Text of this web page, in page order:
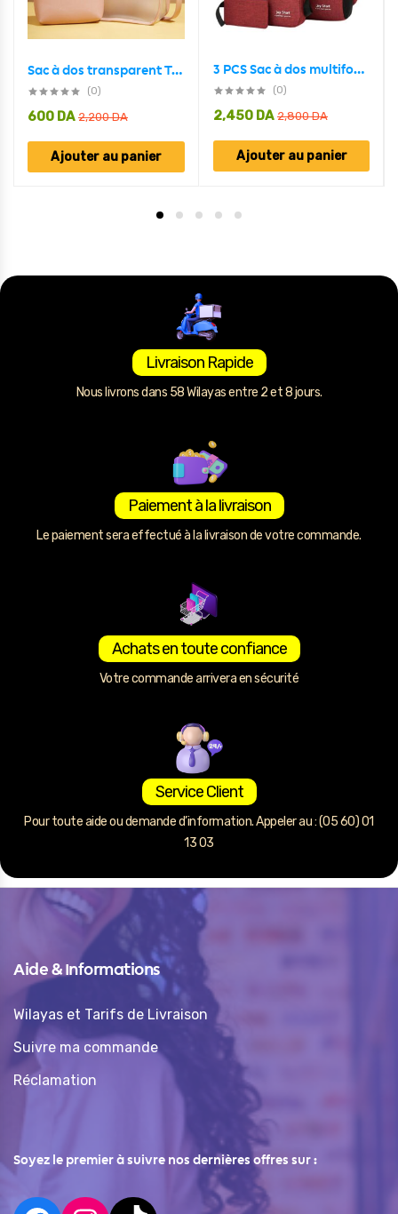
Sac à dos transparent Top avec pochette intérieure 2en1 tendence
(0)
2,200DA
600 DA
Ajouter au panier
3 PCS Sac à dos multifonctionnel Avec Sortie USB ET Sortie kit-man
(0)
2,800DA
2,450 DA
Ajouter au panier
Livraison Rapide
Nous livrons dans 58 Wilayas entre 2 et 8 jours.
Paiement à la livraison
Le paiement sera effectué à la livraison de votre commande.
Achats en toute confiance
Votre commande arrivera en sécurité
Service Client
Pour toute aide ou demande d’information. Appeler au : (05 60) 01
13 03
Aide & Informations
Wilayas et Tarifs de Livraison
Suivre ma commande
Réclamation
Soyez le premier à suivre nos dernières offres sur :